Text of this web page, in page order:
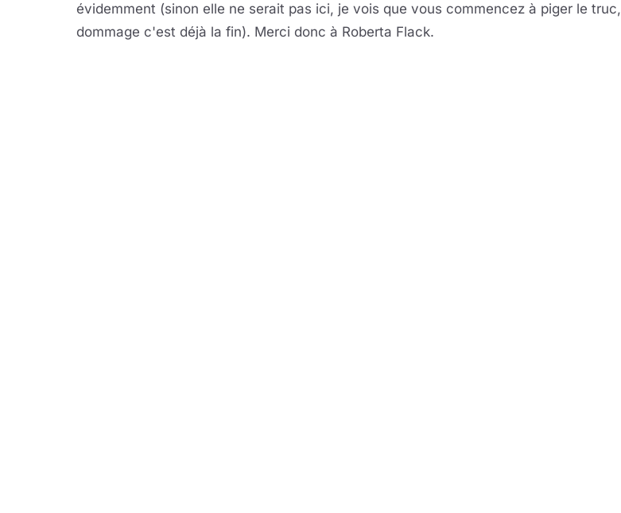
évidemment (sinon elle ne serait pas ici, je vois que vous commencez à piger le truc,
dommage c'est déjà la fin). Merci donc à Roberta Flack.